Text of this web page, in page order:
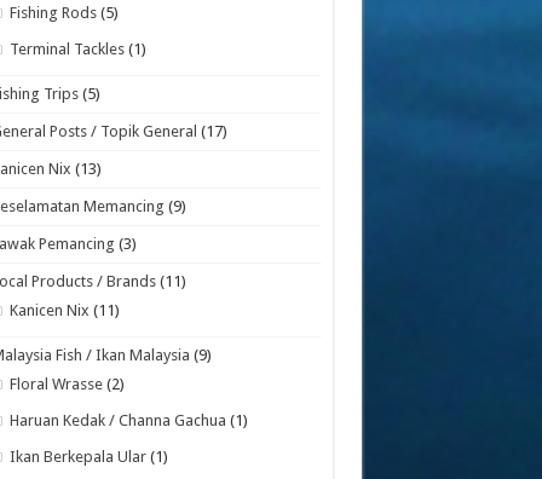
Fishing Rods (5)
Terminal Tackles (1)
Trips (5)
Posts / Topik General (17)
Nix (13)
Memancing (9)
Pemancing (3)
Products / Brands (11)
Kanicen Nix (11)
Fish / Ikan Malaysia (9)
Floral Wrasse (2)
Haruan Kedak / Channa Gachua (1)
Ikan Berkepala Ular (1)